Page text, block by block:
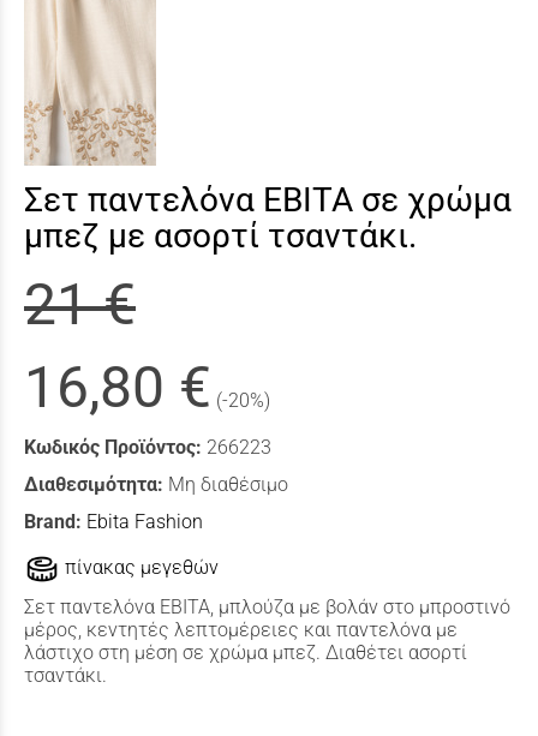
Σετ παντελόνα ΕΒΙΤΑ σε χρώμα
μπεζ με ασορτί τσαντάκι.
21 €
16,80 € (-20%)
Κωδικός Προϊόντος: 266223
Διαθεσιμότητα: Μη διαθέσιμο
Brand: Ebita Fashion
πίνακας μεγεθών
Σετ παντελόνα ΕΒΙΤΑ, μπλούζα με βολάν στο μπροστινό
μέρος, κεντητές λεπτομέρειες και παντελόνα με
λάστιχο στη μέση σε χρώμα μπεζ. Διαθέτει ασορτί
τσαντάκι.